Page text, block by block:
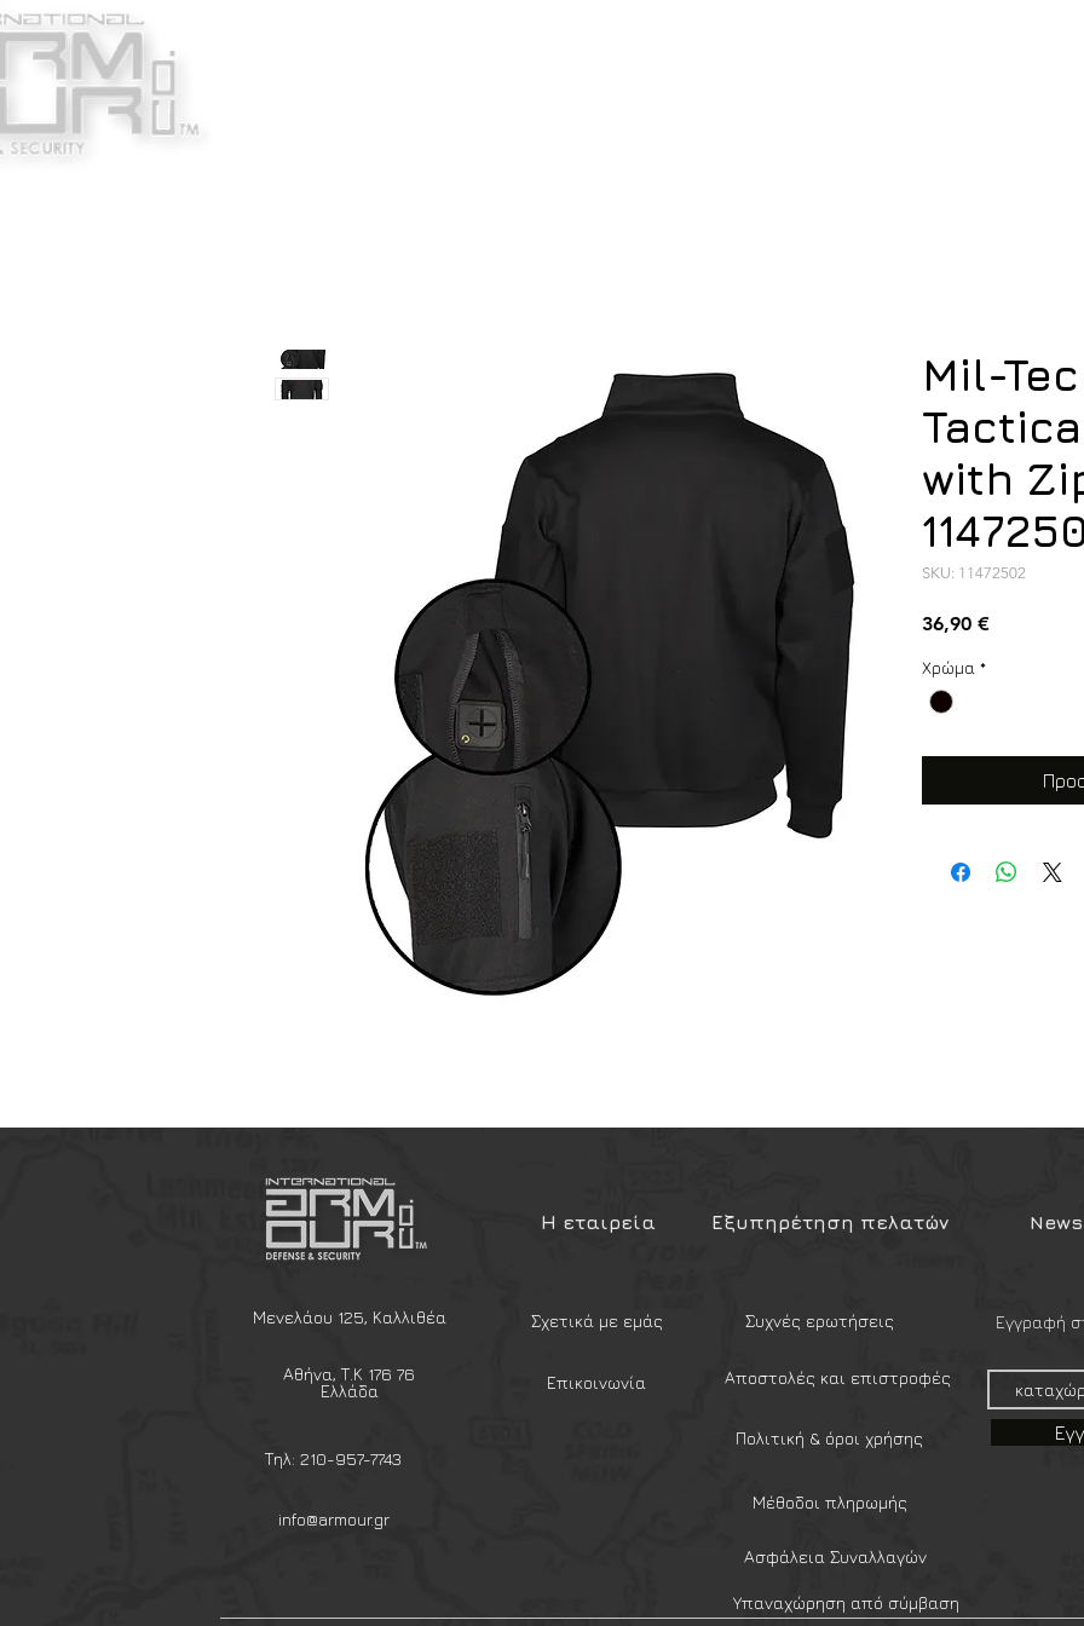
Mil-
with
SKU: 11472502
36,90 €Τιμή
Χρώμα *
Η εταιρεία Εξυπηρέτηση πελατών
Μενελάου 125, Καλλιθέα
Αθήνα, Τ.Κ 176 76
Ελλάδα
Τηλ: 210-957-7743
info@armour.gr
Σχετικά με εμάς
Επικοινωνία
Συχνές ερωτήσεις
Αποστολές και επιστροφές
Πολιτική & όροι χρήσης
Μέθοδοι πληρωμής
Εγγραφή
Ασφάλεια Συναλλαγών
Υπαναχώρηση από σύμβαση